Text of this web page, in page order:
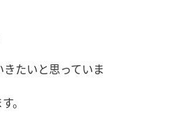
たいと思っていま
。